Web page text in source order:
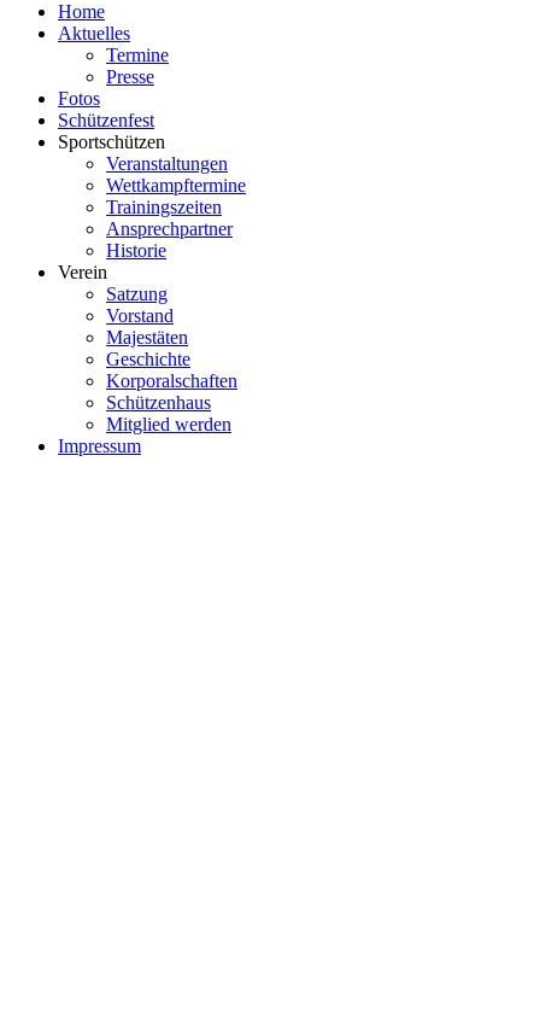
Home
Aktuelles
Termine
Presse
Fotos
Schützenfest
Sportschützen
Veranstaltungen
Wettkampftermine
Trainingszeiten
Ansprechpartner
Historie
Verein
Satzung
Vorstand
Majestäten
Geschichte
Korporalschaften
Schützenhaus
Mitglied werden
Impressum